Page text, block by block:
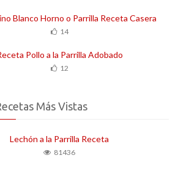
Blanco Horno o Parrilla Receta Casera
14
Pollo a la Parrilla Adobado
12
Más Vistas
Lechón a la Parrilla Receta
81436